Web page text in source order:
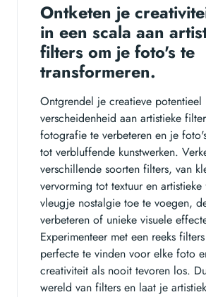
Ontketen je
in een scala aan
filters om je foto's te
transformeren.
Ontgrendel je creatieve potentieel
verscheidenheid aan artistieke
fotografie te verbeteren en je
tot verbluffende kunstwerken.
verschillende soorten filters, van
vervorming tot textuur en
vleugje nostalgie toe te voegen,
verbeteren of unieke visuele
Experimenteer met een reeks
perfecte te vinden voor elke foto
creativiteit als nooit tevoren los.
wereld van filters en laat je